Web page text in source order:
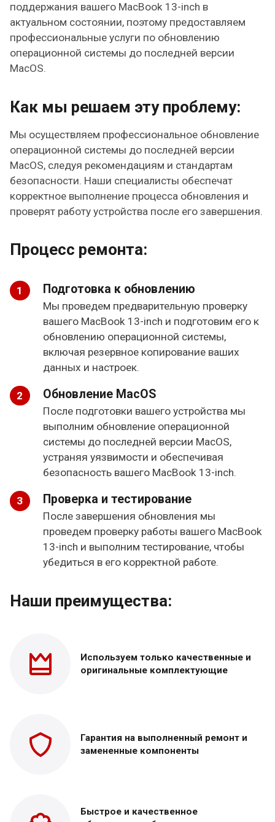
поддержания вашего MacBook 13-inch в
актуальном состоянии, поэтому предоставляем
профессиональные услуги по обновлению
операционной системы до последней версии
MacOS.
Как мы решаем эту проблему:
Мы осуществляем профессиональное обновление
операционной системы до последней версии
MacOS, следуя рекомендациям и стандартам
безопасности. Наши специалисты обеспечат
корректное выполнение процесса обновления и
проверят работу устройства после его завершения.
Процесс ремонта:
Подготовка к обновлению
Мы проведем предварительную проверку
вашего MacBook 13-inch и подготовим его к
обновлению операционной системы,
включая резервное копирование ваших
данных и настроек.
Обновление MacOS
После подготовки вашего устройства мы
выполним обновление операционной
системы до последней версии MacOS,
устраняя уязвимости и обеспечивая
безопасность вашего MacBook 13-inch.
Проверка и тестирование
После завершения обновления мы
проведем проверку работы вашего MacBook
13-inch и выполним тестирование, чтобы
убедиться в его корректной работе.
Наши преимущества:
Используем только качественные и
оригинальные комплектующие
Гарантия на выполненный ремонт и
замененные компоненты
Быстрое и качественное